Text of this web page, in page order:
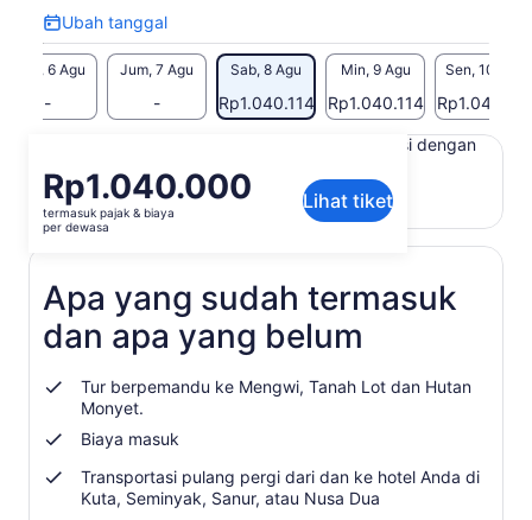
Ubah tanggal
Ubah
tanggal
Kam, 6 Agu
-
Jum, 7 Agu
-
Sab, 8 Agu
Rp1.040.114
Min, 9 Agu
Rp1.040.114
Sen, 10 Agu
Rp1.040.114
Harga
Rp1.040.000
per
Rp1.040.000
termasuk pajak & biaya
per dewasa
Lihat tiket
Konten di halaman ini mungkin diproduksi dengan
Lihat teks asli (Bahasa Inggris)
Berikan masukan untuk terjemahan iniBuka
Apa yang sudah termasuk
dan apa yang belum
Tur berpemandu ke Mengwi, Tanah Lot dan Hutan
Monyet.
Biaya masuk
Transportasi pulang pergi dari dan ke hotel Anda di
Kuta, Seminyak, Sanur, atau Nusa Dua